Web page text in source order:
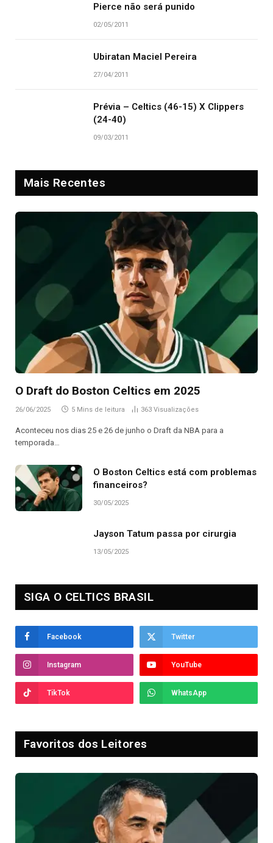
Pierce não será punido
02/05/2011
Ubiratan Maciel Pereira
27/04/2011
Prévia – Celtics (46-15) X Clippers
(24-40)
09/03/2011
Mais Recentes
O Draft do Boston Celtics em 2025
26/06/2025 5 Mins de leitura 363 Visualizações
Aconteceu nos dias 25 e 26 de junho o Draft da NBA para a
temporada…
O Boston Celtics está com problemas
financeiros?
30/05/2025
Jayson Tatum passa por cirurgia
13/05/2025
SIGA O CELTICS BRASIL
Facebook Twitter
Instagram YouTube
TikTok WhatsApp
Favoritos dos Leitores